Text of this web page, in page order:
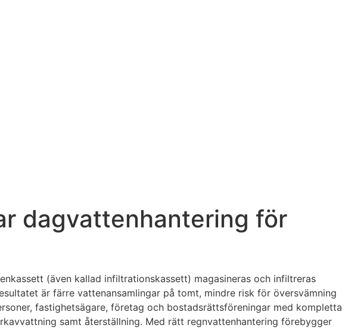
dagvattenhantering för
(även kallad infiltrationskassett) magasineras och infiltreras
är färre vattenansamlingar på tomt, mindre risk för översvämning
fastighetsägare, företag och bostadsrättsföreningar med kompletta
samt återställning. Med rätt regnvattenhantering förebygger